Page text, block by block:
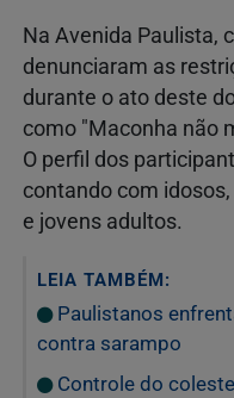
Na Avenida Paulista,
denunciaram as
durante o ato deste
como "Maconha não
O perfil dos
contando com
e jovens adultos.
LEIA TAMBÉM:
Paulistanos
contra sarampo
Controle do